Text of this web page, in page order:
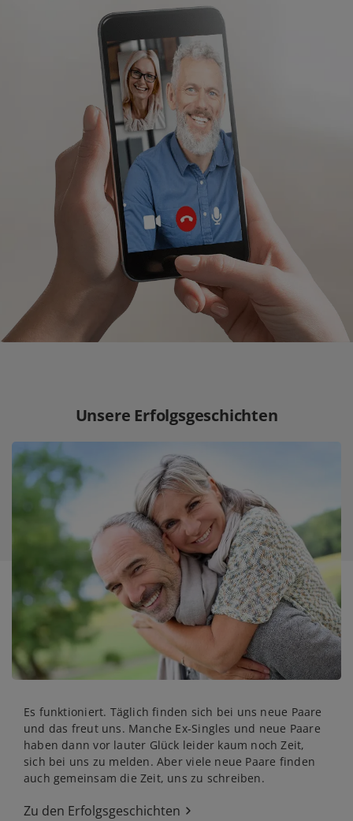
Unsere Erfolgsgeschichten
Es funktioniert. Täglich finden sich bei uns neue Paare
und das freut uns. Manche Ex-Singles und neue Paare
haben dann vor lauter Glück leider kaum noch Zeit,
sich bei uns zu melden. Aber viele neue Paare finden
auch gemeinsam die Zeit, uns zu schreiben.
Zu den Erfolgsgeschichten